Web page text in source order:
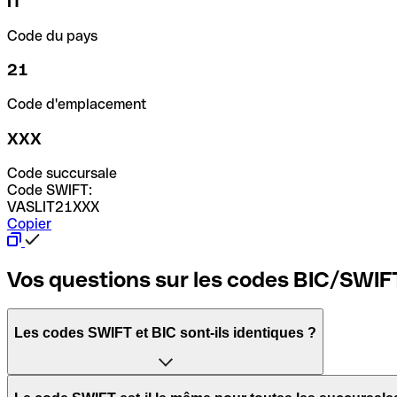
Code du pays
21
Code d'emplacement
XXX
Code succursale
Code SWIFT:
VASLIT21XXX
Copier
Vos questions sur les codes BIC/
Les codes SWIFT et BIC sont-ils identiques ?